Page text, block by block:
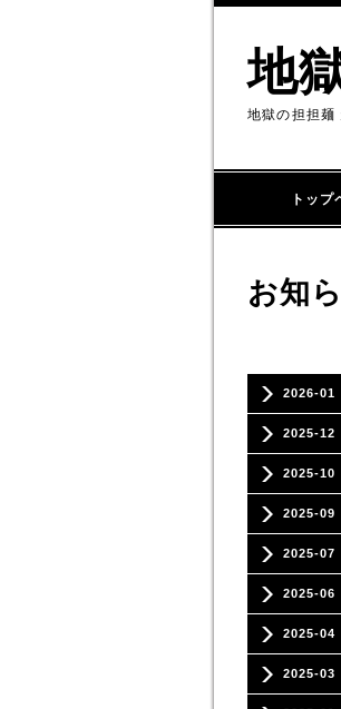
地
地獄の担担麺
トップ
2026-01
2025-12
2025-10
2025-09
2025-07
2025-06
2025-04
2025-03
お知